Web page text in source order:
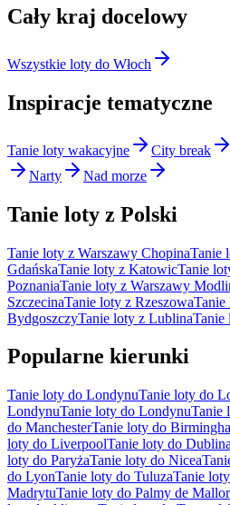
Cały kraj docelowy
Wszystkie loty do Włoch
Inspiracje tematyczne
Tanie loty wakacyjne City break
Narty
Nad morze
Tanie loty z Polski
Tanie loty z Warszawy ChopinaTanie
GdańskaTanie loty z KatowicTanie
PoznaniaTanie loty z Warszawy
SzczecinaTanie loty z RzeszowaTanie
BydgoszczyTanie loty z LublinaTanie
Popularne kierunki
Tanie loty do LondynuTanie loty do
LondynuTanie loty do LondynuTanie
do ManchesterTanie loty do
loty do LiverpoolTanie loty do Dublina
loty do ParyżaTanie loty do Nicea
do LyonTanie loty do TuluzaTanie
MadrytuTanie loty do Palmy de